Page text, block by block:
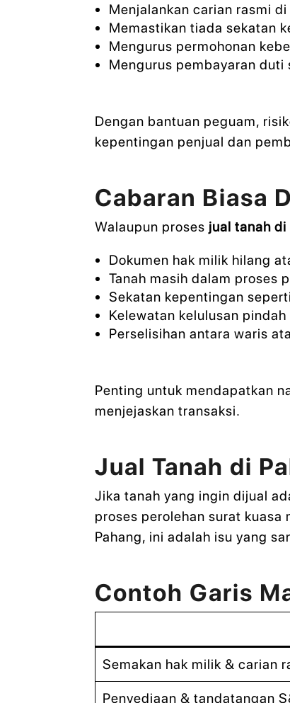
Menjalankan carian rasmi
Memastikan tiada sekatan
Mengurus permohonan
Mengurus pembayaran
Dengan bantuan peguam,
kepentingan penjual dan
Cabaran Biasa
Walaupun proses jual tanah di
Dokumen hak milik hilang
Tanah masih dalam proses
Sekatan kepentingan
Kelewatan kelulusan
Perselisihan antara waris
Penting untuk mendapatkan
menjejaskan transaksi.
Jual Tanah di
Jika tanah yang ingin dijual
proses perolehan surat
Pahang, ini adalah isu yang
Contoh Garis
Semakan hak milik & carian
Penyediaan & tandatangan